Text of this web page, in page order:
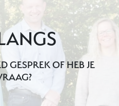
GESPREK OF HEB JE